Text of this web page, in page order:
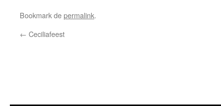
Bookmark depermalink.
← Ceciliafeest